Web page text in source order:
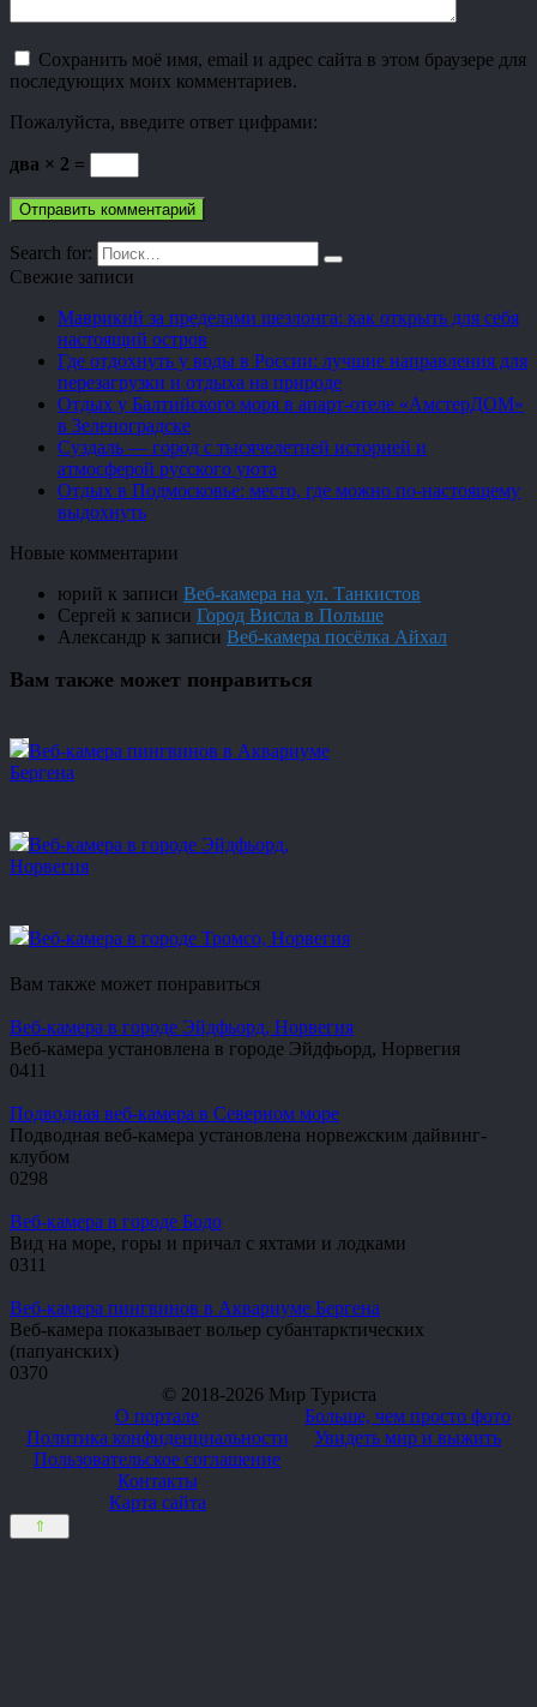
Сохранить моё имя, email и адрес сайта в этом браузере для
последующих моих комментариев.
Пожалуйста, введите ответ цифрами:
два × 2 =
Search for:
Свежие записи
Маврикий за пределами шезлонга: как открыть для себя
настоящий остров
Где отдохнуть у воды в России: лучшие направления для
перезагрузки и отдыха на природе
Отдых у Балтийского моря в апарт-отеле «АмстерДОМ»
в Зеленоградске
Суздаль — город с тысячелетней историей и
атмосферой русского уюта
Отдых в Подмосковье: место, где можно по-настоящему
выдохнуть
Новые комментарии
юрий к записи Веб-камера на ул. Танкистов
Сергей к записи Город Висла в Польше
Александр к записи Веб-камера посёлка Айхал
Вам также может понравиться
Веб-камера пингвинов в Аквариуме
Бергена
Веб-камера в городе Эйдфьорд,
Норвегия
Веб-камера в городе Тромсо, Норвегия
Вам также может понравиться
Веб-камера в городе Эйдфьорд, Норвегия
Веб-камера установлена в городе Эйдфьорд, Норвегия
0411
Подводная веб-камера в Северном море
Подводная веб-камера установлена норвежским дайвинг-
клубом
0298
Веб-камера в городе Бодо
Вид на море, горы и причал с яхтами и лодками
0311
Веб-камера пингвинов в Аквариуме Бергена
Веб-камера показывает вольер субантарктических
(папуанских)
0370
© 2018-2026 Мир Туриста
О портале
Политика конфиденциальности
Пользовательское соглашение
Контакты
Карта сайта
Больше, чем просто фото
Увидеть мир и выжить